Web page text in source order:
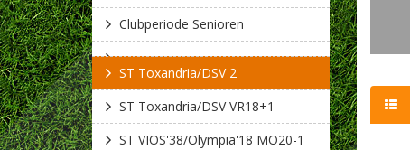
Clubperiode Senioren
ST Toxandria/DSV 2
ST Toxandria/DSV VR18+1
ST VIOS'38/Olympia'18 MO20-1